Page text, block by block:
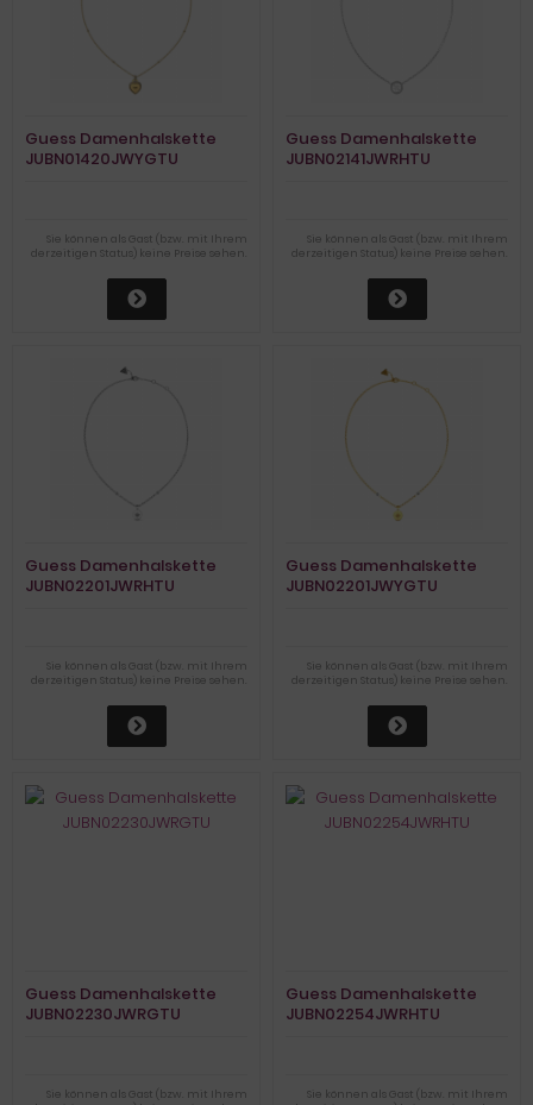
Guess Damenhalskette
JUBN01420JWYGTU
Sie können als Gast (bzw. mit Ihrem
derzeitigen Status) keine Preise sehen.
Guess Damenhalskette
JUBN02141JWRHTU
Sie können als Gast (bzw. mit Ihrem
derzeitigen Status) keine Preise sehen.
Guess Damenhalskette
JUBN02201JWRHTU
Sie können als Gast (bzw. mit Ihrem
derzeitigen Status) keine Preise sehen.
Guess Damenhalskette
JUBN02201JWYGTU
Sie können als Gast (bzw. mit Ihrem
derzeitigen Status) keine Preise sehen.
Guess Damenhalskette
JUBN02230JWRGTU
Sie können als Gast (bzw. mit Ihrem
Guess Damenhalskette
JUBN02254JWRHTU
Sie können als Gast (bzw. mit Ihrem